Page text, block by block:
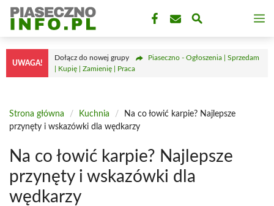
Przejdź
treści
UWAGA!
Dołącz do nowej grupy
Piaseczno - Ogłoszenia | Sprzedam
| Kupię | Zamienię | Praca
Strona główna / Kuchnia /
Na co łowić karpie? Najlepsze
przynęty i wskazówki dla wędkarzy
Na co łowić karpie? Najlepsze
przynęty i wskazówki dla
wędkarzy